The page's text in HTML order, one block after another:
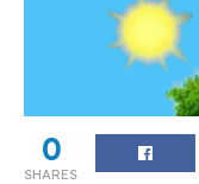
0
SHARES